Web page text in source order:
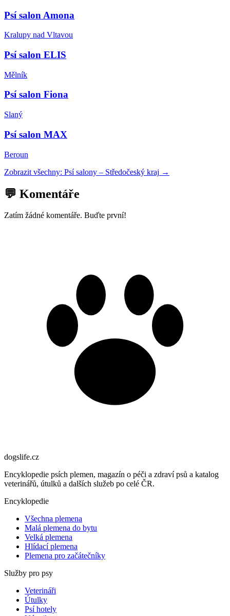
Psí salon Amona
Kralupy nad Vltavou
Psí salon ELIS
Mělník
Psí salon Fiona
Slaný
Psí salon MAX
Beroun
Zobrazit všechny: Psí salony – Středočeský kraj →
💬 Komentáře
Zatím žádné komentáře. Buďte první!
dogslife.cz
Encyklopedie psích plemen, magazín o péči a zdraví psů a katalog
veterinářů, útulků a dalších služeb po celé ČR.
Encyklopedie
Všechna plemena
Malá plemena do bytu
Velká plemena
Hlídací plemena
Plemena pro začátečníky
Služby pro psy
Veterináři
Útulky
Psí hotely